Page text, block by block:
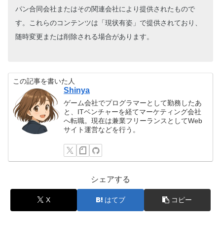
パン合同会社またはその関連会社により提供されたもので
す。これらのコンテンツは「現状有姿」で提供されており、
随時変更または削除される場合があります。
この記事を書いた人
Shinya
ゲーム会社でプログラマーとして勤務したあ
と、ITベンチャーを経てマーケティング会社
へ転職。現在は兼業フリーランスとしてWeb
サイト運営などを行う。
シェアする
X はてブ コピー